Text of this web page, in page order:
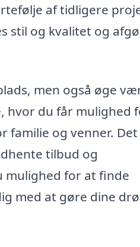
af tidligere
stil og kvalitet og
men også øge
hvor du får mulighed
og venner. Det
tilbud og
mulighed for at finde
med at gøre dine